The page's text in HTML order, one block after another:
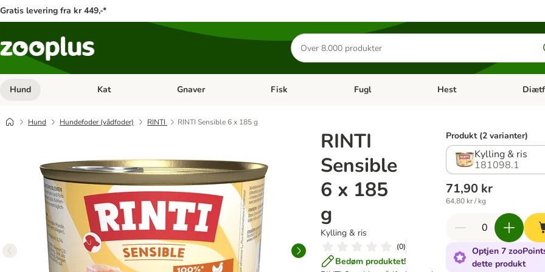
Gratis levering fra kr 449,-*
Søg
efter
produkter
Hund Åben kategori menu: Hund
Kat Åben kategori menu: Kat
Gnaver Åben kategori menu: Gnaver
Fisk Åben kategori menu: Fisk
Fugl Åben kategori menu: Fugl
Hest Åben
Hund Hundefoder (vådfoder) RINTI RINTI Sensible 6 x 185 g
RINTI
Sensible
6 x 185
g
Kylling & ris
(0)
Bedøm produktet!
Produkt (2 varianter)
Kylling & ris
181098.1
71,90 kr
64,80 kr / kg
Optjen 7
dette produkt